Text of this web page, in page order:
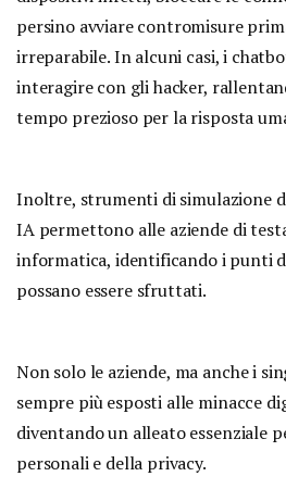
persino avviare contromisure
irreparabile. In alcuni casi, i
interagire con gli hacker,
tempo prezioso per la risposta
Inoltre, strumenti di simulazione
IA permettono alle aziende di
informatica, identificando i punti
possano essere sfruttati.
Non solo le aziende, ma anche i
sempre più esposti alle minacce
diventando un alleato essenziale
personali e della privacy.